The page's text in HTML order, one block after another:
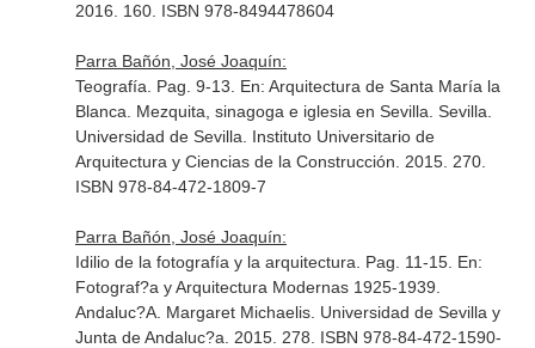
2016. 160. ISBN 978-8494478604
Parra Bañón, José Joaquín:
Teografía. Pag. 9-13. En: Arquitectura de Santa María la
Blanca. Mezquita, sinagoga e iglesia en Sevilla . Sevilla.
Universidad de Sevilla. Instituto Universitario de
Arquitectura y Ciencias de la Construcción. 2015. 270.
ISBN 978-84-472-1809-7
Parra Bañón, José Joaquín:
Idilio de la fotografía y la arquitectura. Pag. 11-15. En:
Fotograf?a y Arquitectura Modernas 1925-1939.
Andaluc?A. Margaret Michaelis. Universidad de Sevilla y
Junta de Andaluc?a. 2015. 278. ISBN 978-84-472-1590-